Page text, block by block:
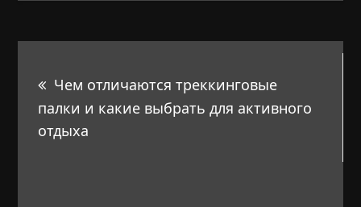
по
записям
Чем отличаются треккинговые
палки и какие выбрать для активного
отдыха